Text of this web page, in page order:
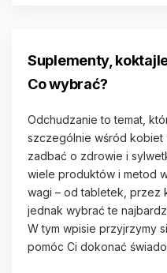
Suplementy,
Co wybrać?
Odchudzanie to temat,
szczególnie wśród kobiet
zadbać o zdrowie i
wiele produktów i metod
wagi – od tabletek, przez
jednak wybrać te
W tym wpisie przyjrzymy
pomóc Ci dokonać